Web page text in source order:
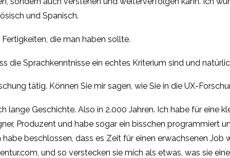
und Spanisch.
die man haben sollte.
die Sprachkenntnisse ein echtes Kriterium sind und
tätig. Können Sie mir sagen, wie Sie in die UX-
lange Geschichte. Also in 2.000 Jahren. Ich habe für eine
Produzent und habe sogar ein bisschen programmiert
beschlossen, dass es Zeit für einen erwachsenen Job
und so verstecken sie mich als etwas, was sie